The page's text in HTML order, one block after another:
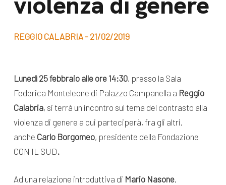
REGGIO CALABRIA - 21/02/2019
Lunedì 25 febbraio alle ore 14:30, presso la Sala
Federica Monteleone di Palazzo Campanella a Reggio
Calabria, si terrà un incontro sul tema del contrasto alla
violenza di genere a cui parteciperà, fra gli altri,
anche Carlo Borgomeo, presidente della Fondazione
CON IL SUD.
Ad una relazione introduttiva di Mario Nasone,
e blog progetti